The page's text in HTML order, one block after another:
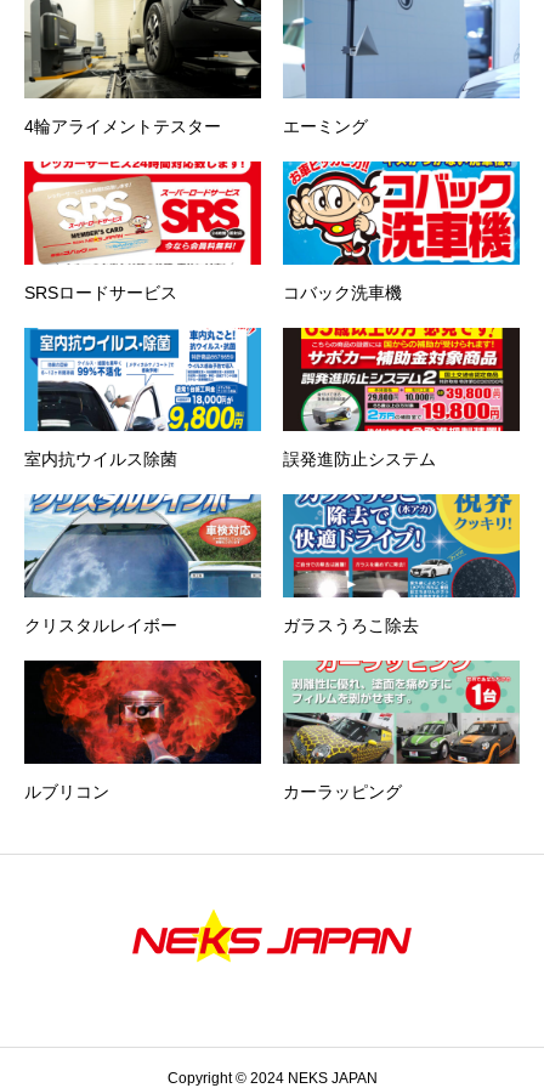
4輪アライメントテスター エーミング
SRSロードサービス コバック洗車機
室内抗ウイルス除菌 誤発進防止システム
クリスタルレイボー ガラスうろこ除去
ルブリコン カーラッピング
Copyright © 2024 NEKS JAPAN